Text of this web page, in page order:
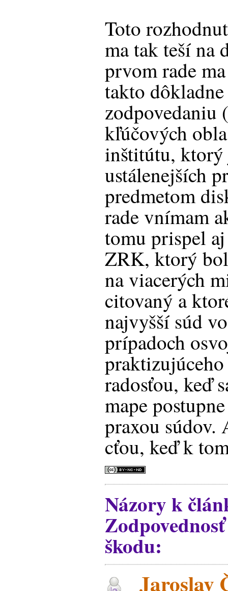
Toto
ma tak teší na
prvom rade
takto
zodpovedaniu
kľúčových
inštitútu,
ustálenejších
predmetom
rade vnímam
tomu prispel
ZRK, ktorý
na viacerých
citovaný a
najvyšší súd
prípadoch
radosťou, keď
mape
praxou súdov.
cťou, keď k
Názory k
škodu:
Jaroslav